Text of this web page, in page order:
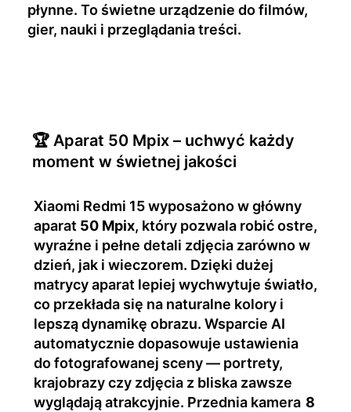
płynne. To świetne urządzenie do filmów,
gier, nauki i przeglądania treści.
🏆 Aparat 50 Mpix – uchwyć każdy
moment w świetnej jakości
Xiaomi Redmi 15 wyposażono w główny
aparat 50 Mpix, który pozwala robić ostre,
wyraźne i pełne detali zdjęcia zarówno w
dzień, jak i wieczorem. Dzięki dużej
matrycy aparat lepiej wychwytuje światło,
co przekłada się na naturalne kolory i
lepszą dynamikę obrazu. Wsparcie AI
automatycznie dopasowuje ustawienia
do fotografowanej sceny — portrety,
krajobrazy czy zdjęcia z bliska zawsze
wyglądają atrakcyjnie. Przednia kamera 8